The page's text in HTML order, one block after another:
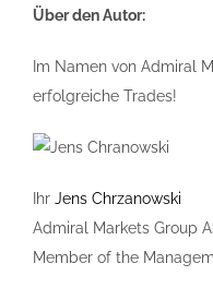
Über den Autor:
Im Namen von Admiral
erfolgreiche Trades!
Ihr Jens Chrzanowski
Admiral Markets Group
Member of the